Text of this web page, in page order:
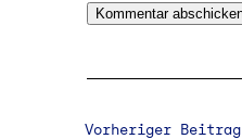
Vorheriger Beitrag